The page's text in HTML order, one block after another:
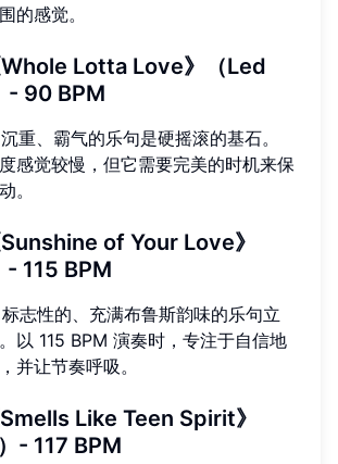
的感觉。
Lotta Love》（Led
- 90 BPM
重、霸气的乐句是硬摇滚的基石。
感觉较慢，但它需要完美的时机来保
。
of Your Love》
- 115 BPM
志性的、充满布鲁斯韵味的乐句立
以 115 BPM 演奏时，专注于自信地
并让节奏呼吸。
Like Teen Spirit》
- 117 BPM